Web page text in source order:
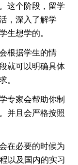
这个阶段，留学
，深入了解学
生想学的。
根据学生的情
就可以明确具体
。
家会帮助你制
并且会严格按照
在必要的时候为
以及国内的实习